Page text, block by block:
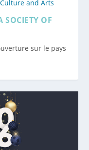
SOCIETY OF
sur le pays